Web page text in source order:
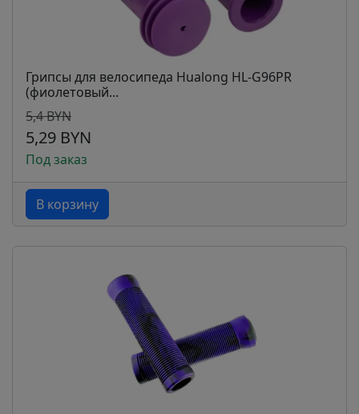
Грипсы для велосипеда Hualong HL-G96PR
(фиолетовый...
5,4 BYN
5,29 BYN
Под заказ
В корзину